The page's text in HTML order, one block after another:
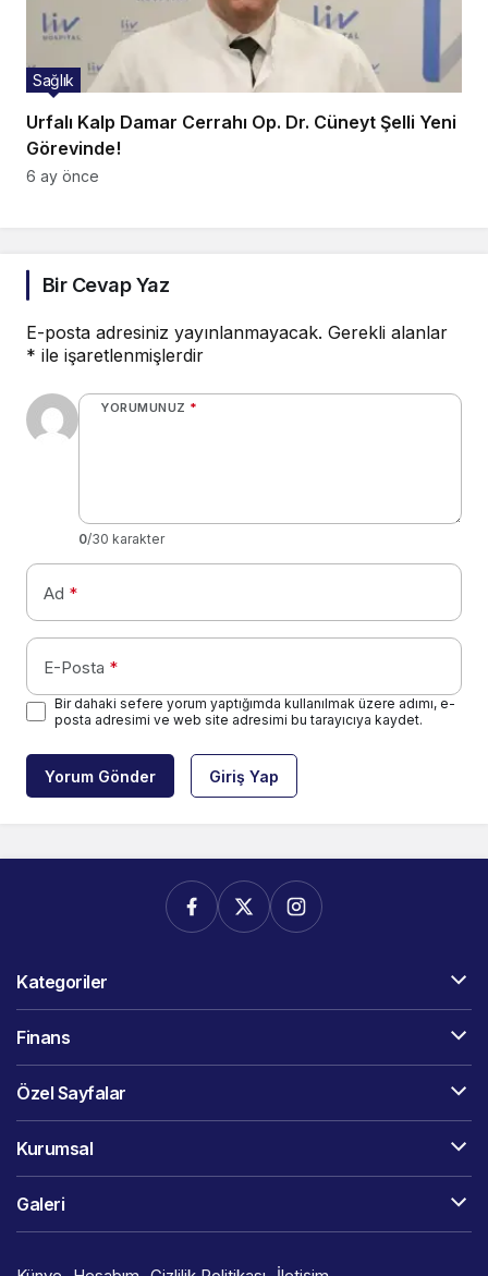
Urfalı Kalp Damar Cerrahı Op. Dr. Cüneyt Şelli Yeni
Görevinde!
Sağlık
6 ay önce
Bir Cevap Yaz
E-posta adresiniz yayınlanmayacak. Gerekli alanlar
* ile işaretlenmişlerdir
YORUMUNUZ *
0/30 karakter
Ad *
E-Posta *
Bir dahaki sefere yorum yaptığımda kullanılmak üzere adımı, e-
posta adresimi ve web site adresimi bu tarayıcıya kaydet.
Yorum Gönder Giriş Yap
Kategoriler
Finans
Özel Sayfalar
Kurumsal
Galeri